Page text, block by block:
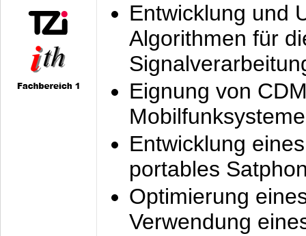
Entwicklung und
Algorithmen für
Eignung von
Mobilfunksysteme
Entwicklung
portables
Optimierung
Verwendung